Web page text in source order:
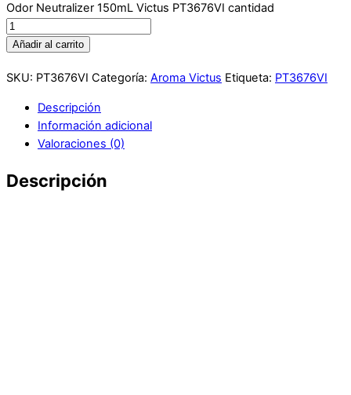
Odor Neutralizer 150mL Victus PT3676VI cantidad
Añadir al carrito
SKU: PT3676VI Categoría: Aroma Victus Etiqueta: PT3676VI
Descripción
Información adicional
Valoraciones (0)
Descripción